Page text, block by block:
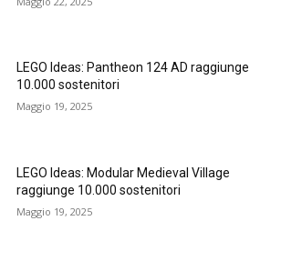
LEGO Ideas: Pantheon 124 AD raggiunge
10.000 sostenitori
Maggio 19, 2025
LEGO Ideas: Modular Medieval Village
raggiunge 10.000 sostenitori
Maggio 19, 2025